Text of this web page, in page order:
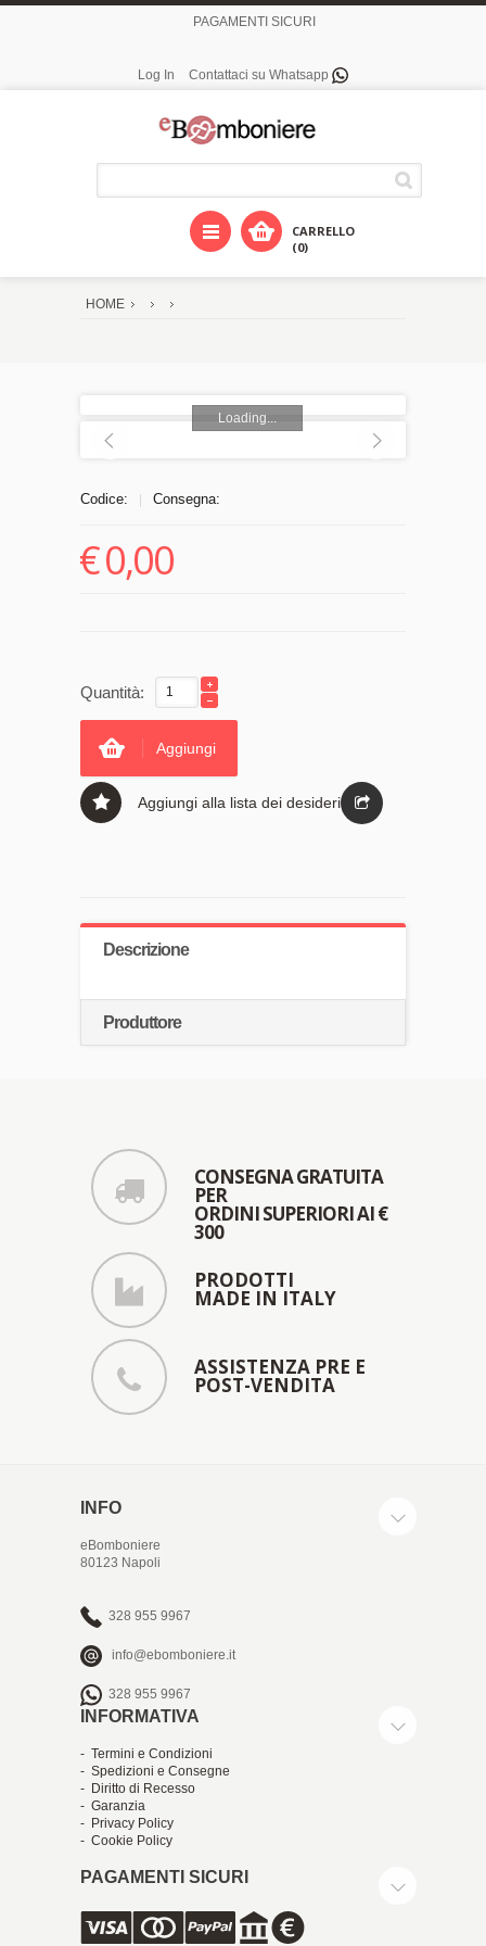
PAGAMENTI SICURI
Log In Contattaci su Whatsapp
CARRELLO
(0)
HOME
Loading...
Codice: Consegna:
€0,00
Quantità:
Aggiungi
Aggiungi alla lista dei desideri
Descrizione
Produttore
CONSEGNA GRATUITA
PER
ORDINI SUPERIORI AI €
300
PRODOTTI
MADE IN ITALY
ASSISTENZA PRE E
POST-VENDITA
INFO
eBomboniere
80123 Napoli
328 955 9967
info@ebomboniere.it
328 955 9967
INFORMATIVA
- Termini e Condizioni
- Spedizioni e Consegne
- Diritto di Recesso
- Garanzia
- Privacy Policy
- Cookie Policy
PAGAMENTI SICURI